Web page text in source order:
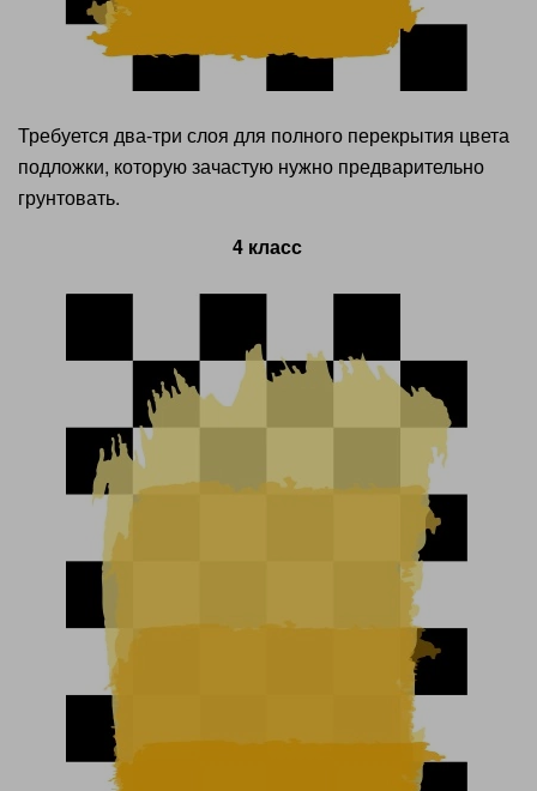
Требуется два-три слоя для полного перекрытия цвета
подложки, которую зачастую нужно предварительно
грунтовать.
4 класс